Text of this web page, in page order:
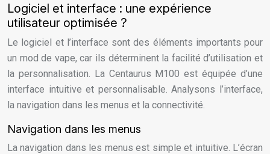
Logiciel et interface : une expérience
utilisateur optimisée ?
Le logiciel et l’interface sont des éléments importants pour
un mod de vape, car ils déterminent la facilité d’utilisation et
la personnalisation. La Centaurus M100 est équipée d’une
interface intuitive et personnalisable. Analysons l’interface,
la navigation dans les menus et la connectivité.
Navigation dans les menus
La navigation dans les menus est simple et intuitive. L’écran